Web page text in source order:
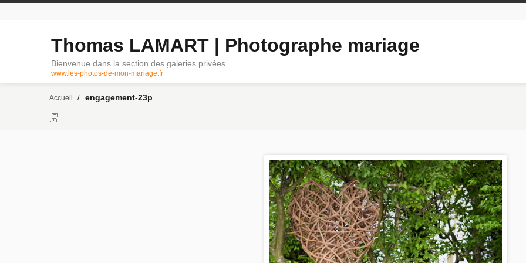
Thomas LAMART | Photographe mariage
Bienvenue dans la section des galeries privées
www.les-photos-de-mon-mariage.fr
Accueil / engagement-23p